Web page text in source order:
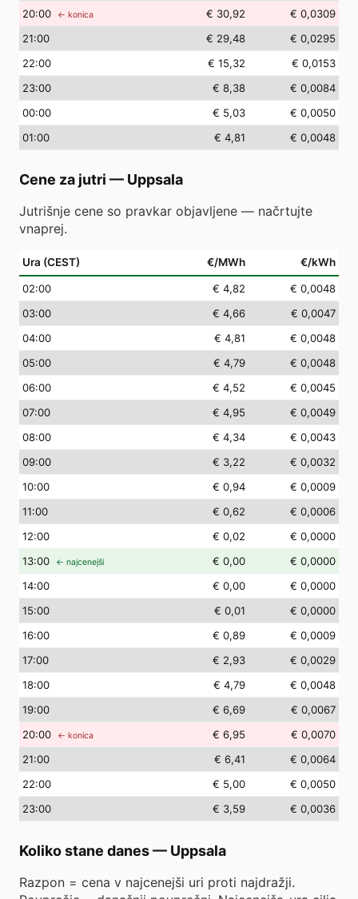
20:00 ← konica € 30,92
€ 0,0309
21:00 € 29,48
€ 0,0295
22:00 € 15,32
€ 0,0153
23:00 € 8,38
€ 0,0084
00:00 € 5,03
€ 0,0050
01:00 € 4,81 € 0,0048
Cene za jutri — Uppsala
Jutrišnje cene so pravkar objavljene — načrtujte
vnaprej.
Ura (CEST) €/MWh €/kWh
02:00 € 4,82
€ 0,0048
03:00 € 4,66
€ 0,0047
04:00 € 4,81
€ 0,0048
05:00 € 4,79
€ 0,0048
06:00 € 4,52
€ 0,0045
07:00 € 4,95
€ 0,0049
08:00 € 4,34
€ 0,0043
09:00 € 3,22
€ 0,0032
10:00 € 0,94
€ 0,0009
11:00 € 0,62
€ 0,0006
12:00 € 0,02
€ 0,0000
13:00 ← najcenejši € 0,00
€ 0,0000
14:00 € 0,00
€ 0,0000
15:00 € 0,01
€ 0,0000
16:00 € 0,89
€ 0,0009
17:00 € 2,93
€ 0,0029
18:00 € 4,79
€ 0,0048
19:00 € 6,69
€ 0,0067
20:00 ← konica € 6,95
€ 0,0070
21:00 € 6,41
€ 0,0064
22:00 € 5,00
€ 0,0050
23:00 € 3,59 € 0,0036
Koliko stane danes— Uppsala
Razpon = cena v najcenejši uri proti najdražji.